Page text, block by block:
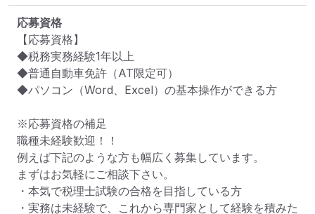
応募資格
【応募資格】
◆税務実務経験1年以上
◆普通自動車免許（AT限定可）
◆パソコン（Word、Excel）の基本操作ができる方
※応募資格の補足
職種未経験歓迎！！
例えば下記のような方も幅広く募集しています。
まずはお気軽にご相談下さい。
・本気で税理士試験の合格を目指している方
・実務は未経験で、これから専門家として経験を積みた